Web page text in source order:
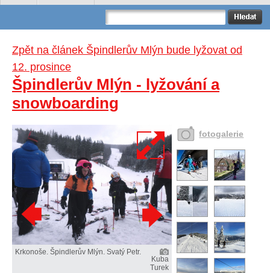
Zpět na článek Špindlerův Mlýn bude lyžovat od
12. prosince
Špindlerův Mlýn - lyžování a
snowboarding
Krkonoše. Špindlerův Mlýn. Svatý Petr.
Kuba
Turek
fotogalerie